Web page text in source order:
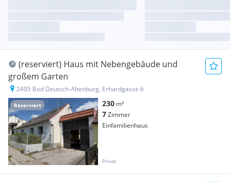
Reserviert
(reserviert) Haus mit Nebengebäude und
großem Garten
2405 Bad Deutsch-Altenburg, Erhardgasse 6
230 m²
7Zimmer
Einfamilienhaus
Privat